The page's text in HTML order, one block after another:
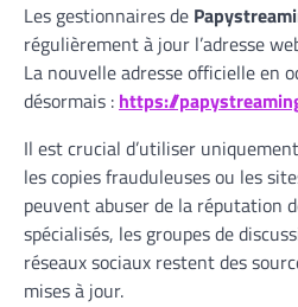
Les gestionnaires de
régulièrement à jour l’adresse
La nouvelle adresse officielle en
désormais : https://
Il est crucial d’utiliser
les copies frauduleuses ou les
peuvent abuser de la réputation
spécialisés, les groupes de
réseaux sociaux restent des
mises à jour.